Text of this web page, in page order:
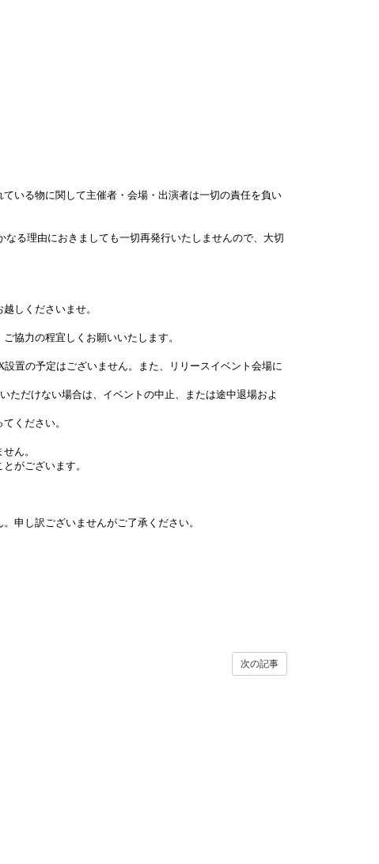
いる物に関して主催者・会場・出演者は一切の責任を負い
る理由におきましても一切再発行いたしませんので、大切
しくださいませ。
協力の程宜しくお願いいたします。
設置の予定はございません。また、リリースイベント会場に
ただけない場合は、イベントの中止、または途中退場およ
ください。
ん。
がございます。
申し訳ございませんがご了承ください。
次の記事